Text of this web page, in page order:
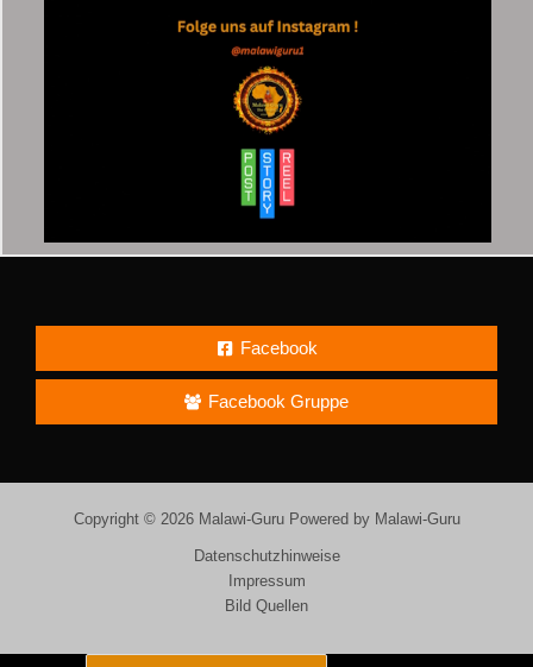
Facebook
Facebook Gruppe
Copyright © 2026 Malawi-Guru Powered by Malawi-Guru
Datenschutzhinweise
Impressum
Bild Quellen